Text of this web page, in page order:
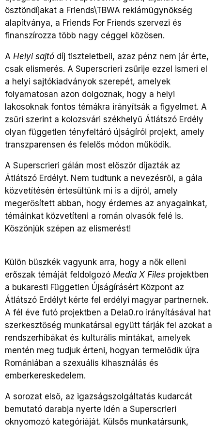
ösztöndíjakat a Friends\TBWA reklámügynökség
alapítványa, a Friends For Friends szervezi és
finanszírozza több nagy céggel közösen.
A Helyi sajtó díj tiszteletbeli, azaz pénz nem jár érte,
csak elismerés. A Superscrieri zsűrije ezzel ismeri el
a helyi sajtókiadványok szerepét, amelyek
folyamatosan azon dolgoznak, hogy a helyi
lakosoknak fontos témákra irányítsák a figyelmet. A
zsűri szerint a kolozsvári székhelyű Átlátszó Erdély
olyan független tényfeltáró újságírói projekt, amely
transzparensen és felelős módon működik.
A Superscrieri gálán most először díjazták az
Átlátszó Erdélyt. Nem tudtunk a nevezésről, a gála
közvetítésén értesültünk mi is a díjról, amely
megerősített abban, hogy érdemes az anyagainkat,
témáinkat közvetíteni a román olvasók felé is.
Köszönjük szépen az elismerést!
Külön büszkék vagyunk arra, hogy a nők elleni
erőszak témáját feldolgozó Media X Files projektben
a bukaresti Független Újságírásért Központ az
Átlátszó Erdélyt kérte fel erdélyi magyar partnernek.
A fél éve futó projektben a Dela0.ro irányításával hat
szerkesztőség munkatársai együtt tárják fel azokat a
rendszerhibákat és kulturális mintákat, amelyek
mentén meg tudjuk érteni, hogyan termelődik újra
Romániában a szexuális kihasználás és
emberkereskedelem.
A sorozat első, az igazságszolgáltatás kudarcát
bemutató darabja nyerte idén a Superscrieri
oknyomozó kategóriáját. Külsős munkatársunk,